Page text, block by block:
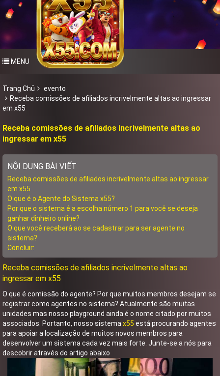
MENU
Trang Chủ
evento
Receba comissões de afiliados incrivelmente altas ao ingressar
em x55
Receba comissões de afiliados incrivelmente altas ao
ingressar em x55
NỘI DUNG BÀI VIẾT
Receba comissões de afiliados incrivelmente altas ao ingressar
em x55
O que é o Agente do Sistema x55?
Por que o sistema é a escolha número 1 para você se deseja
ganhar dinheiro online?
O que você receberá ao se cadastrar para ser agente no
sistema?
Concluir:
Receba comissões de afiliados incrivelmente altas ao
ingressar em x55
O que é comissão do agente? Por que muitos membros desejam se
registrar como agentes no sistema? Atualmente são muitas
unidades mas nosso playground ainda é o nome citado por muitos
associados. Portanto, nosso sistema x55 está procurando agentes
para apoiar a localização de muitos novos membros para
desenvolver um sistema cada vez mais forte. Junte-se a nós para
descobrir através do artigo abaixo